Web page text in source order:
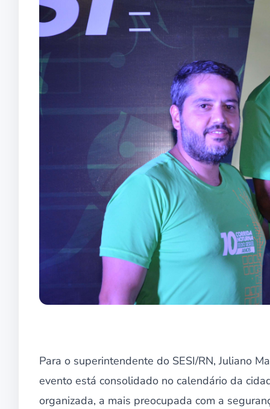
Para o superintendente do SESI/RN, Juliano
evento está consolidado no calendário da
organizada, a mais preocupada com a